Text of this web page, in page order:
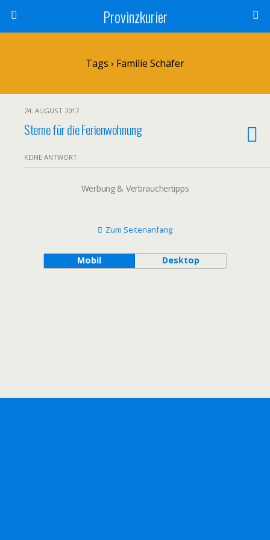
Provinzkurier
Tags › Familie Schäfer
24. AUGUST 2017
Sterne für die Ferienwohnung
KEINE ANTWORT
Werbung & Verbrauchertipps
Zum Seitenanfang
Mobil Desktop